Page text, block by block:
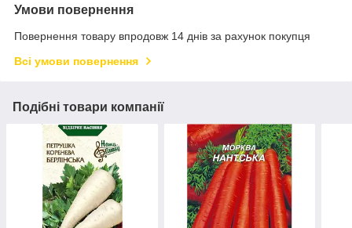
Умови повернення
Повернення товару впродовж 14 днів за рахунок покупця
Всі умови повернення
Подібні товари компанії